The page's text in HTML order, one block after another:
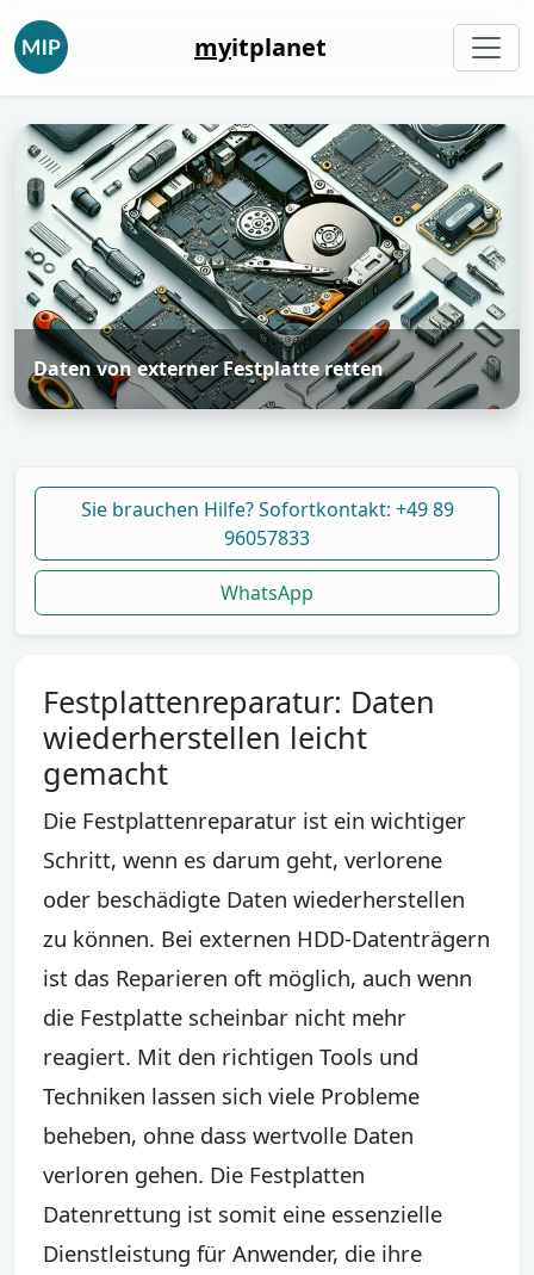
myitplanet
Daten von externer Festplatte retten
Sie brauchen Hilfe? Sofortkontakt: +49 89
96057833
WhatsApp
Festplattenreparatur: Daten
wiederherstellen leicht
gemacht
Die Festplattenreparatur ist ein wichtiger
Schritt, wenn es darum geht, verlorene
oder beschädigte Daten wiederherstellen
zu können. Bei externen HDD-Datenträgern
ist das Reparieren oft möglich, auch wenn
die Festplatte scheinbar nicht mehr
reagiert. Mit den richtigen Tools und
Techniken lassen sich viele Probleme
beheben, ohne dass wertvolle Daten
verloren gehen. Die Festplatten
Datenrettung ist somit eine essenzielle
Dienstleistung für Anwender, die ihre